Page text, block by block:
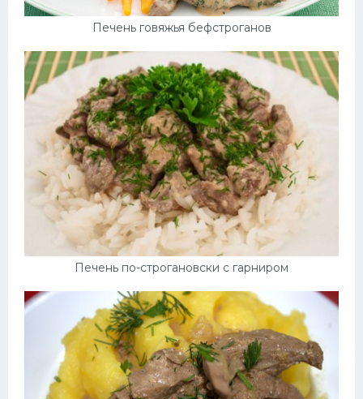
Печень говяжья бефстроганов
Печень по-строгановски с гарниром